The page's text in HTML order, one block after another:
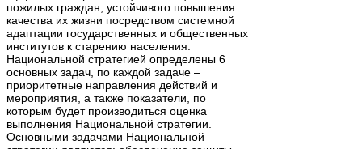
пожилых граждан, устойчивого повышения
качества их жизни посредством системной
адаптации государственных и общественных
институтов к старению населения.
Национальной стратегией определены 6
основных задач, по каждой задаче –
приоритетные направления действий и
мероприятия, а также показатели, по
которым будет производиться оценка
выполнения Национальной стратегии.
Основными задачами Национальной